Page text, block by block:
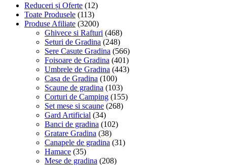
Reduceri și Oferte (12)
Toate Produsele (113)
Produse Afiliate (3200)
Ghivece si Rafturi (468)
Seturi de Gradina (248)
Sere Casute Gradina (566)
Foisoare de Gradina (401)
Umbrele de Gradina (443)
Casa de Gradina (100)
Scaune de gradina (103)
Corturi de Camping (155)
Set mese si scaune (268)
Gard Artificial (34)
Banci de gradina (102)
Gratare Gradina (38)
Canapele de gradina (31)
Hamace (35)
Mese de gradina (208)